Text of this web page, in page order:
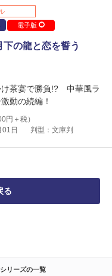
リーズの一覧
電子版
の龍と恋を誓う
け茶宴で勝負!? 中華風ラ
動の続編！
円＋税）
日
判型：文庫判
る